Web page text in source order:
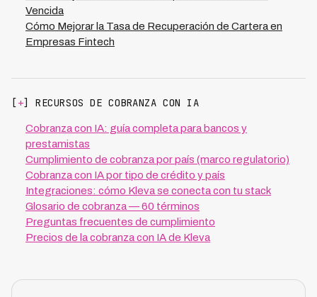
Vencida
Cómo Mejorar la Tasa de Recuperación de Cartera en
Empresas Fintech
[+] RECURSOS DE COBRANZA CON IA
Cobranza con IA: guía completa para bancos y
prestamistas
Cumplimiento de cobranza por país (marco regulatorio)
Cobranza con IA por tipo de crédito y país
Integraciones: cómo Kleva se conecta con tu stack
Glosario de cobranza — 60 términos
Preguntas frecuentes de cumplimiento
Precios de la cobranza con IA de Kleva